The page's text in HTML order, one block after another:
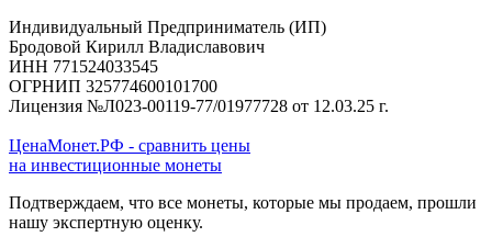
Индивидуальный Предприниматель (ИП)
Бродовой Кирилл Владиславович
ИНН 771524033545
ОГРНИП 325774600101700
Лицензия №Л023-00119-77/01977728 от 12.03.25 г.
ЦенаМонет.РФ - сравнить цены
на инвестиционные монеты
Подтверждаем, что все монеты, которые мы продаем, прошли
нашу экспертную оценку.